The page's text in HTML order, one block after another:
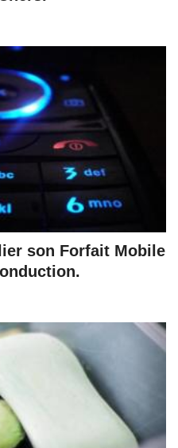
son Forfait Mobile